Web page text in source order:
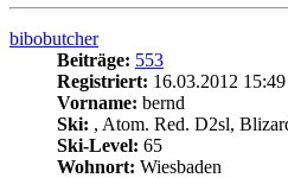
bibobutcher
Beiträge: 553
Registriert: 16.03.2012 15:49
Vorname: bernd
Ski: , Atom. Red. D2sl,
Ski-Level: 65
Wohnort: Wiesbaden